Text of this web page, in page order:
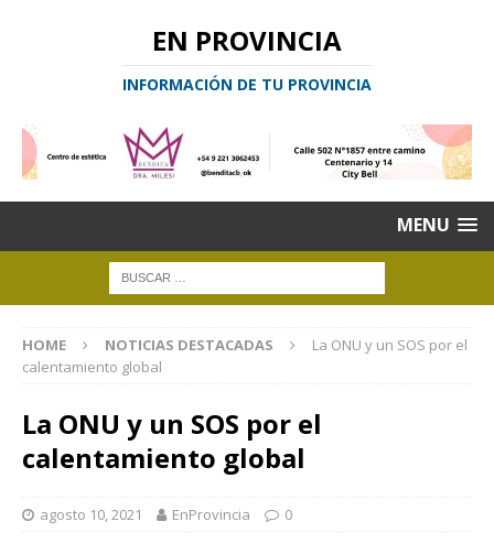
EN PROVINCIA
INFORMACIÓN DE TU PROVINCIA
MENU
HOME NOTICIAS DESTACADAS
La ONU y un SOS por el
calentamiento global
La ONU y un SOS por el
calentamiento global
agosto 10, 2021 EnProvincia 0